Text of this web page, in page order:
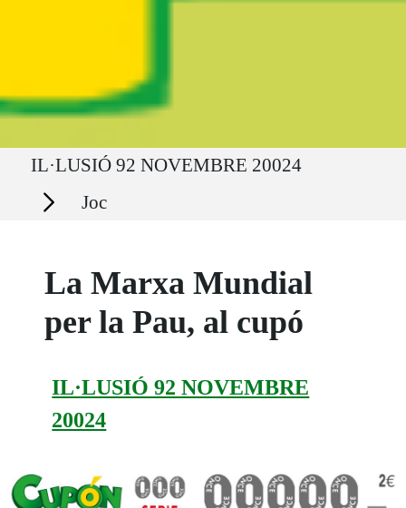
Ruta del sitio
IL·LUSIÓ 92 NOVEMBRE 20024
Secciones Joc
La Marxa Mundial
per la Pau, al cupó
IL·LUSIÓ 92 NOVEMBRE
20024